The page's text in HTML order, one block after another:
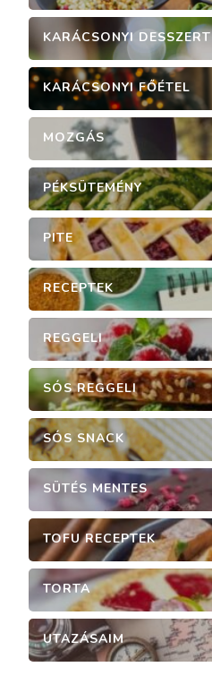
KARÁCSONYI DESSZERT
KARÁCSONYI FŐÉTEL
MOZGÁS
PÉKSÜTEMÉNY
PITE
RECEPTEK
REGGELI
SÓS REGGELI
SÓS SNACK
SÜTÉS MENTES
TOFU RECEPTEK
TORTA
UTAZÁSAIM